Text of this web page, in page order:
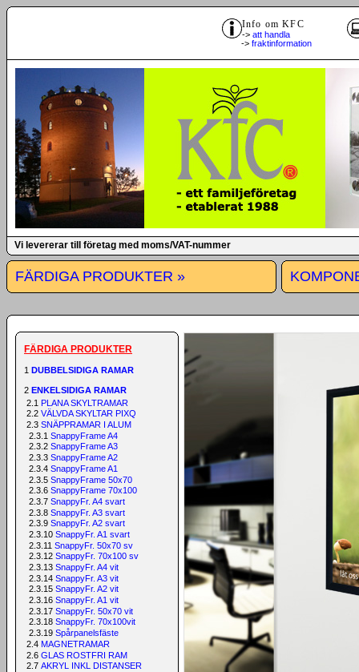
Info om KFC
-> att handla
-> fraktinformation
Vi levererar till företag med moms/VAT-nummer
FÄRDIGA PRODUKTER »
FÄRDIGA PRODUKTER
1 DUBBELSIDIGA RAMAR
2 ENKELSIDIGA RAMAR
2.1 PLANA SKYLTRAMAR
2.2 VÄLVDA SKYLTAR PIXQ
2.3 SNÄPPRAMAR I ALUM
2.3.1 SnappyFrame A4
2.3.2 SnappyFrame A3
2.3.3 SnappyFrame A2
2.3.4 SnappyFrame A1
2.3.5 SnappyFrame 50x70
2.3.6 SnappyFrame 70x100
2.3.7 SnappyFr. A4 svart
2.3.8 SnappyFr. A3 svart
2.3.9 SnappyFr. A2 svart
2.3.10 SnappyFr. A1 svart
2.3.11 SnappyFr. 50x70 sv
2.3.12 SnappyFr. 70x100 sv
2.3.13 SnappyFr. A4 vit
2.3.14 SnappyFr. A3 vit
2.3.15 SnappyFr. A2 vit
2.3.16 SnappyFr. A1 vit
2.3.17 SnappyFr. 50x70 vit
2.3.18 SnappyFr. 70x100vit
2.3.19 Spårpanelsfäste
2.4 MAGNETRAMAR
2.6 GLAS ROSTFRI RAM
2.7 AKRYL INKL DISTANSER